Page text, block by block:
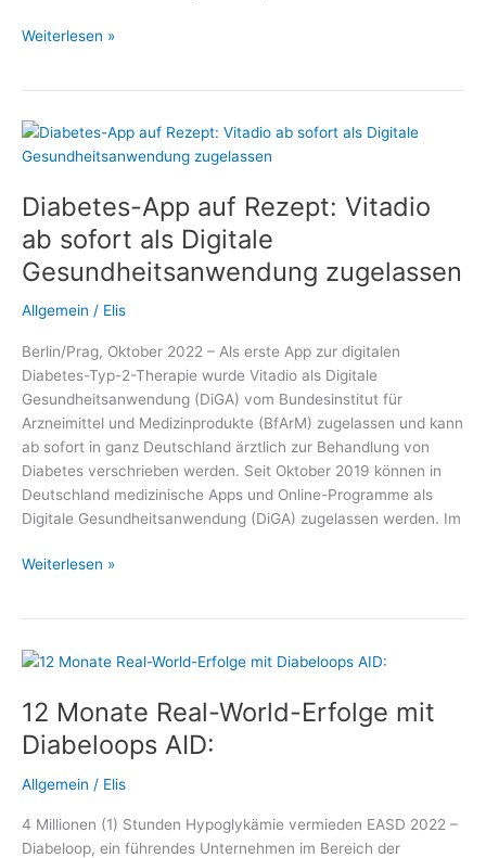
Automatisiertes
durch
Diabeloops
Closed-
Loop-
System
Weiterlesen »
Diabetes-App auf Rezept: Vitadio
ab sofort als Digitale
Gesundheitsanwendung zugelassen
Allgemein / Elis
Berlin/Prag, Oktober 2022 – Als erste App zur digitalen
Diabetes-Typ-2-Therapie wurde Vitadio als Digitale
Gesundheitsanwendung (DiGA) vom Bundesinstitut für
Arzneimittel und Medizinprodukte (BfArM) zugelassen und kann
ab sofort in ganz Deutschland ärztlich zur Behandlung von
Diabetes verschrieben werden. Seit Oktober 2019 können in
Deutschland medizinische Apps und Online-Programme als
Digitale Gesundheitsanwendung (DiGA) zugelassen werden. Im
Diabetes-
Vitadio
sofort
als
Digitale
Gesundheitsanwendung
Weiterlesen »
12 Monate Real-World-Erfolge mit
Diabeloops AID:
Allgemein / Elis
4 Millionen (1) Stunden Hypoglykämie vermieden EASD 2022 –
Diabeloop, ein führendes Unternehmen im Bereich der